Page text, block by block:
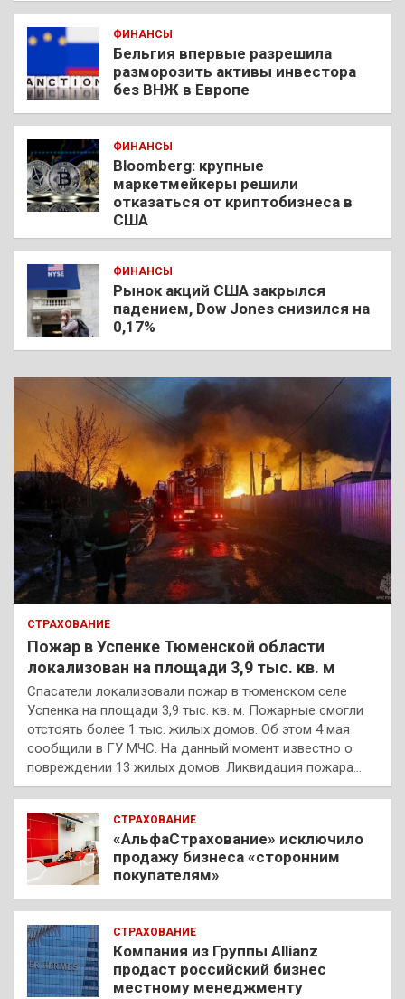
ФИНАНСЫ
Бельгия впервые разрешила
разморозить активы инвестора
без ВНЖ в Европе
ФИНАНСЫ
Bloomberg: крупные
маркетмейкеры решили
отказаться от криптобизнеса в
США
ФИНАНСЫ
Рынок акций США закрылся
падением, Dow Jones снизился на
0,17%
СТРАХОВАНИЕ
Пожар в Успенке Тюменской области
локализован на площади 3,9 тыс. кв. м
Спасатели локализовали пожар в тюменском селе
Успенка на площади 3,9 тыс. кв. м. Пожарные смогли
отстоять более 1 тыс. жилых домов. Об этом 4 мая
сообщили в ГУ МЧС. На данный момент известно о
повреждении 13 жилых домов. Ликвидация пожара…
СТРАХОВАНИЕ
«АльфаСтрахование» исключило
продажу бизнеса «сторонним
покупателям»
СТРАХОВАНИЕ
Компания из Группы Allianz
продаст российский бизнес
местному менеджменту